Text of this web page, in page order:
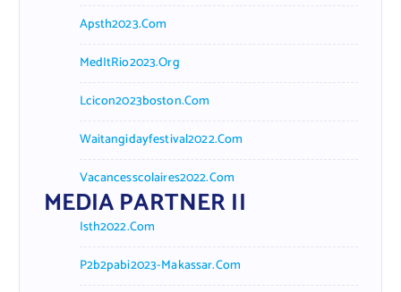
Apsth2023.com
MedItRio2023.org
Lcicon2023boston.com
Waitangidayfestival2022.com
Vacancesscolaires2022.com
MEDIA PARTNER II
Isth2022.com
P2b2pabi2023-Makassar.com